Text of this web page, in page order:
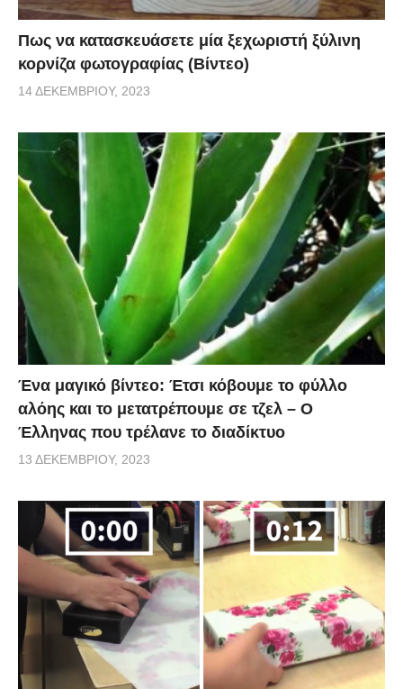
Πως να κατασκευάσετε μία ξεχωριστή ξύλινη
κορνίζα φωτογραφίας (Βίντεο)
14 ΔΕΚΕΜΒΡΊΟΥ, 2023
Ένα μαγικό βίντεο: Έτσι κόβουμε το φύλλο
αλόης και το μετατρέπουμε σε τζελ – O
Έλληνας που τρέλανε το διαδίκτυο
13 ΔΕΚΕΜΒΡΊΟΥ, 2023